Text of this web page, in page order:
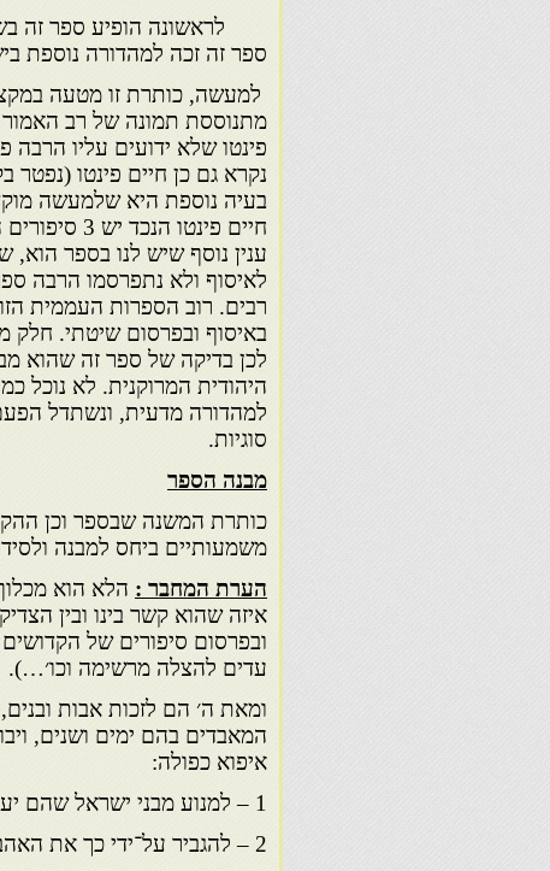
לראשונה הופיע ספר זה
ספר זה זכה למהדורה נוספת
למעשה, כותרת זו מטעה
מתנוססת תמונה של רב האמור
ענין נוסף שיש לנו בספר
לאיסוף ולא נתפרסמו הרבה
רבים. רוב הספרות העממית
באיסוף ובפרסום שיטתי. חלק
לכן בדיקה של ספר זה שהוא
היהודית המרוקנית. לא נוכל
למהדורה מדעית, ונשתדל
סוגיות.
מבנה הספר
כותרת המשנה שבספר וכן
משמעותיים ביחס למבנה
הערת המחבר : הלא הוא
איזה שהוא קשר בינו ובין
ובפרסום סיפורים של
עדים להצלה מרשימה וכו׳…).
ומאת ה׳ הם לזכות אבות
המאבדים בהם ימים ושנים,
איפוא כפולה:
1 – למנוע מבני ישראל שהם יעסקו בדברים לא חשובים, שלא שייכים לקודש;
2 – להגביר על־ידי כך את האהבה לה׳ ולהחזיק אותם קשורים אליו.